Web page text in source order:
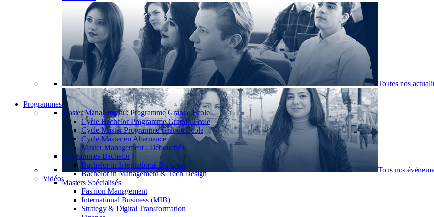
Toutes nos
Tous nos
Vidéos
Programmes
Master Management : Programme Grande École
Cycle Bachelor Programme Grande École
Cycle Master Programme Grande École
Cycle Master en Alternance
Master Management : Débouchés
Programmes Bachelor
Bachelor in International Business
Bachelor in Management & Tech Design
Masters Spécialisés
Fashion Management
International Business (MIB)
Strategy & Digital Transformation